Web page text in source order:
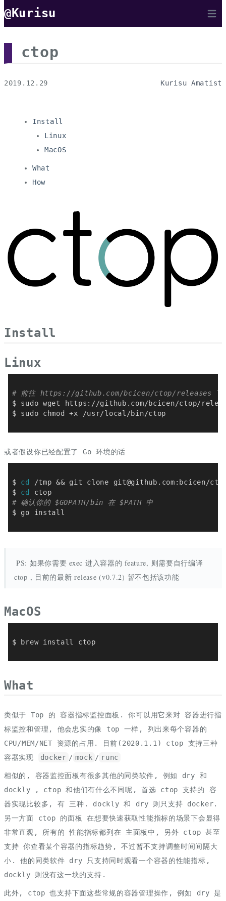
@Kurisu
ctop
2019.12.29 Kurisu Amatist
Install
Linux
MacOS
What
How
Install
Linux
# 前往 https://github.com/bcicen/ctop/releases 下载最
或者假设你已经配置了 Go 环境的话
$ cd /tmp && git clone git@github.com
$ cd
# 确认你的 $GOPATH/bin 在 $PATH 中
PS: 如果你需要 exec 进入容器的 feature, 则需要自行编译
ctop , 目前的最新 release (v0.7.2) 暂不包括该功能
MacOS
What
类似于 Top 的 容器指标监控面板. 你可以用它来对 容器进行指
标监控和管理, 他会忠实的像 top 一样, 列出来每个容器的
CPU/MEM/NET 资源的占用. 目前(2020.1.1) ctop 支持三种
容器实现
docker / mock / runc
相似的, 容器监控面板有很多其他的同类软件, 例如 dry 和
dockly , ctop 和他们有什么不同呢, 首选 ctop 支持的 容
器实现比较多, 有 三种. dockly 和 dry 则只支持 docker.
另一方面 ctop 的面板 在想要快速获取性能指标的场景下会显得
非常直观, 所有的 性能指标都列在 主面板中, 另外 ctop 甚至
支持 你查看某个容器的指标趋势, 不过暂不支持调整时间间隔大
小. 他的同类软件 dry 只支持同时观看一个容器的性能指标,
dockly 则没有这一块的支持.
此外, ctop 也支持下面这些常规的容器管理操作, 例如 dry 是